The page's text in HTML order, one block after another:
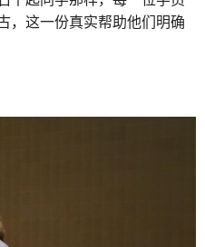
，这一份真实帮助他们明确